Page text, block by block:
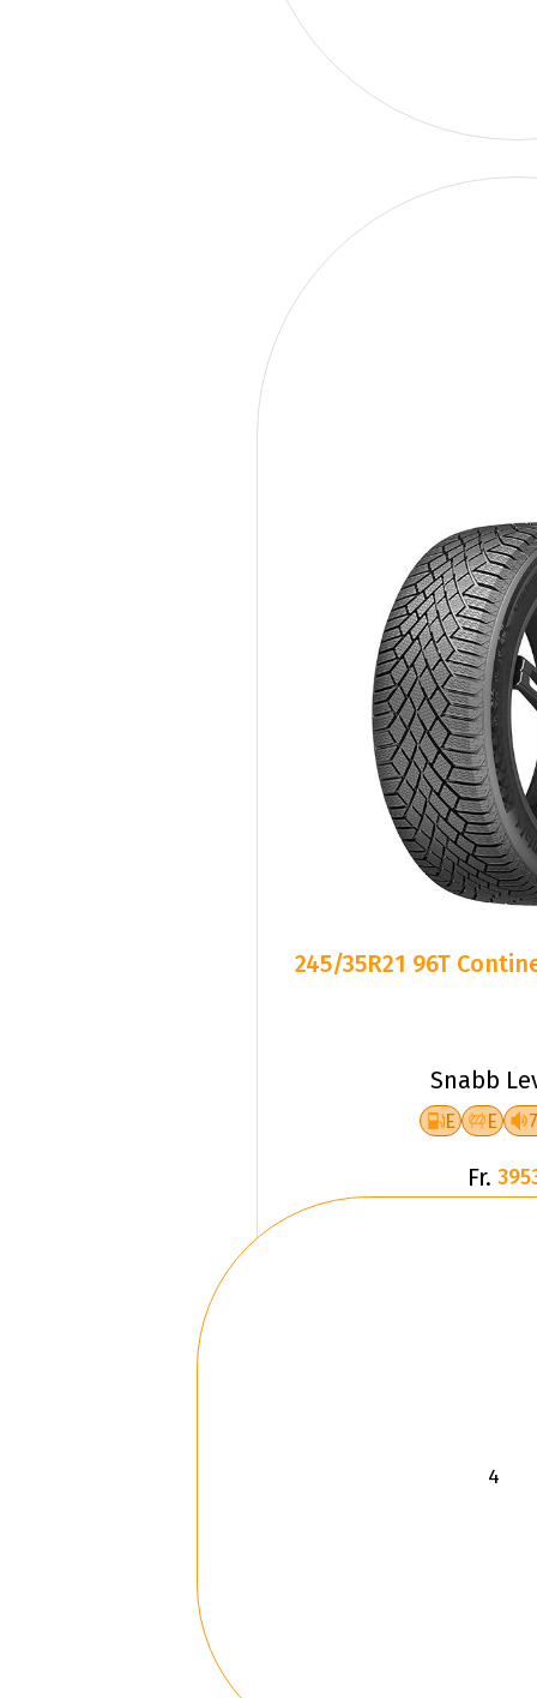
245/35R21 96T
Snabb
E E
Fr.